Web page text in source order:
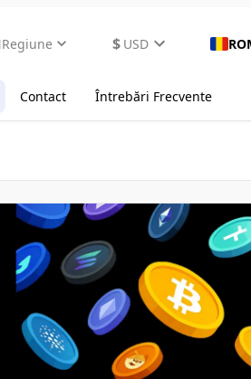
Regiune $ USD
Contact Întrebări Frecvente